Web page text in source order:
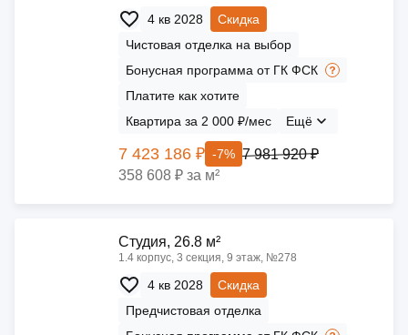
4 кв 2028
Скидка
Чистовая отделка на выбор
Бонусная программа от ГК ФСК
Платите как хотите
Квартира за 2 000 ₽/мес
Ещё
7 423 186 ₽ -7% 7 981 920 ₽
358 608 ₽ за м²
Cтудия, 26.8 м²
1.4 корпус, 3 секция, 9 этаж, №278
4 кв 2028
Скидка
Предчистовая отделка